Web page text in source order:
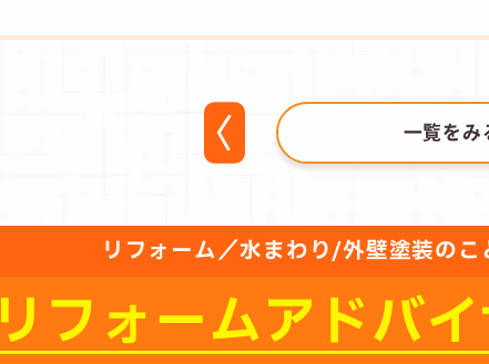
一覧をみ
リフォーム／水まわり/外壁塗装のこ
リフォームアドバ